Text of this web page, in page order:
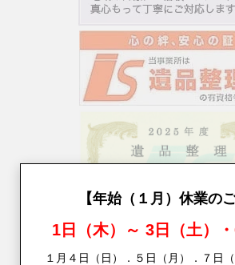
【年始（１月）休業の
1日（木）～ 3日（土）・
１月４日（日）．５日（月）．７日